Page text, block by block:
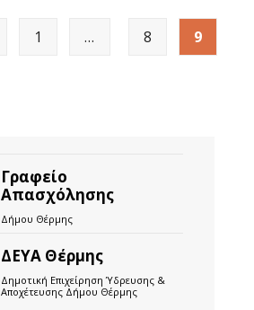
1 … 8 9
Γραφείο
Απασχόλησης
Δήμου Θέρμης
ΔΕΥΑ Θέρμης
Δημοτική Επιχείρηση Ύδρευσης &
Αποχέτευσης Δήμου Θέρμης